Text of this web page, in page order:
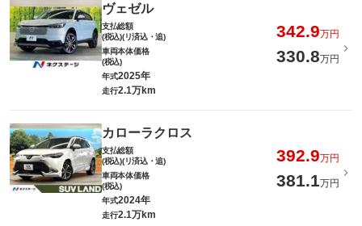
ヴェゼル
支払総額
(税込)(リ済込・追)
342.9万円
車両本体価格
(税込)
330.8万円
年式2025年
走行2.1万km
カローラクロス
支払総額
(税込)(リ済込・追)
392.9万円
車両本体価格
(税込)
381.1万円
年式2024年
走行2.1万km